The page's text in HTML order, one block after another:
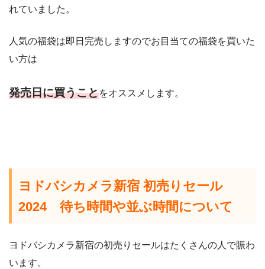
れていました。
人気の福袋は即日完売しますのでお目当ての福袋を買いた
い方は
発売日に買うことをオススメします。
ヨドバシカメラ新宿 初売りセール
2024 待ち時間や並ぶ時間について
ヨドバシカメラ新宿の初売りセールはたくさんの人で賑わ
います。